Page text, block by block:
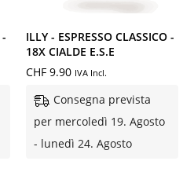
ILLY - ESPRESSO CLASSICO -
18X CIALDE E.S.E
CHF 9.90 IVA Incl.
Consegna prevista
per mercoledì 19. Agosto
- lunedì 24. Agosto